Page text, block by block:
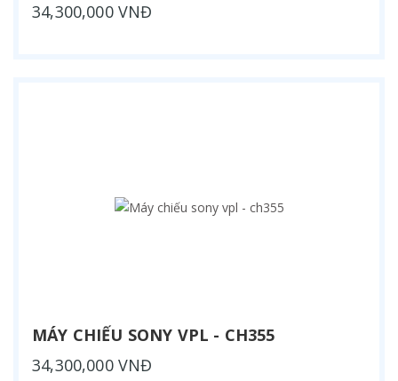
34,300,000 VNĐ
MÁY CHIẾU SONY VPL - CH355
34,300,000 VNĐ